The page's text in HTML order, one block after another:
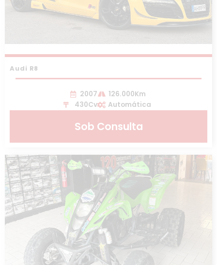
Audi R8
2007
126.000Km
430Cv
Automática
Sob Consulta